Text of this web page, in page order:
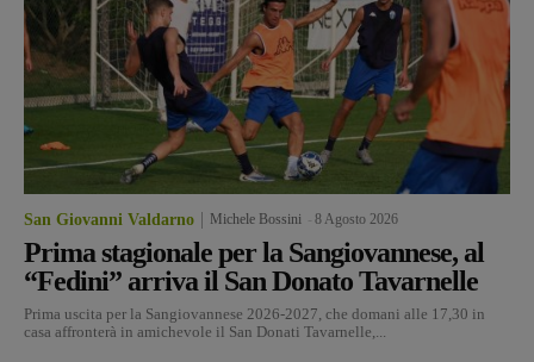
San Giovanni Valdarno Michele Bossini 8 Agosto 2026
Prima stagionale per la Sangiovannese, al
“Fedini” arriva il San Donato Tavarnelle
Prima uscita per la Sangiovannese 2026-2027, che domani alle 17,30 in
casa affronterà in amichevole il San Donati Tavarnelle,...